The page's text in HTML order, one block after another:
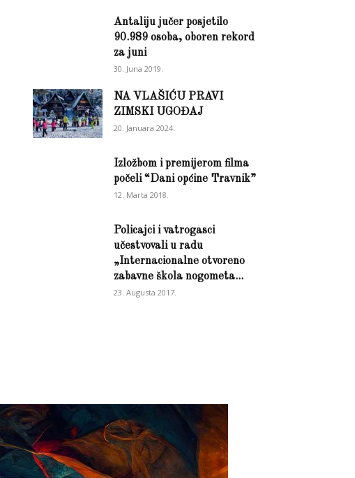
Antaliju jučer posjetilo
90.989 osoba, oboren rekord
za juni
30. Juna 2019.
NA VLAŠIĆU PRAVI
ZIMSKI UGOĐAJ
20. Januara 2024.
Izložbom i premijerom filma
počeli “Dani općine Travnik”
12. Marta 2018.
Policajci i vatrogasci
učestvovali u radu
„Internacionalne otvoreno
zabavne škola nogometa...
23. Augusta 2017.